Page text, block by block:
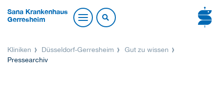
Sana Krankenhaus
Gerresheim
Kliniken Düsseldorf-Gerresheim
Gut zu wissen
Pressearchiv